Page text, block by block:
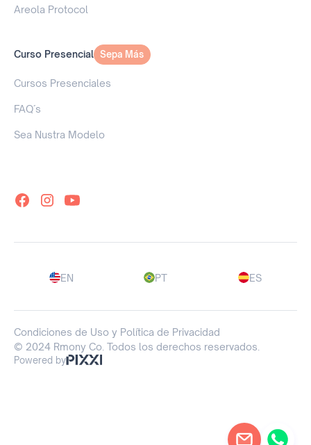
Areola Protocol
Curso Presencial Sepa Más
Sepa Más
Cursos Presenciales
FAQ´s
Sea Nustra Modelo
EN PT ES
© 2024 Rmony Co. Todos los derechos reservados.
Condiciones de Uso y Política de Privacidad
Powered by